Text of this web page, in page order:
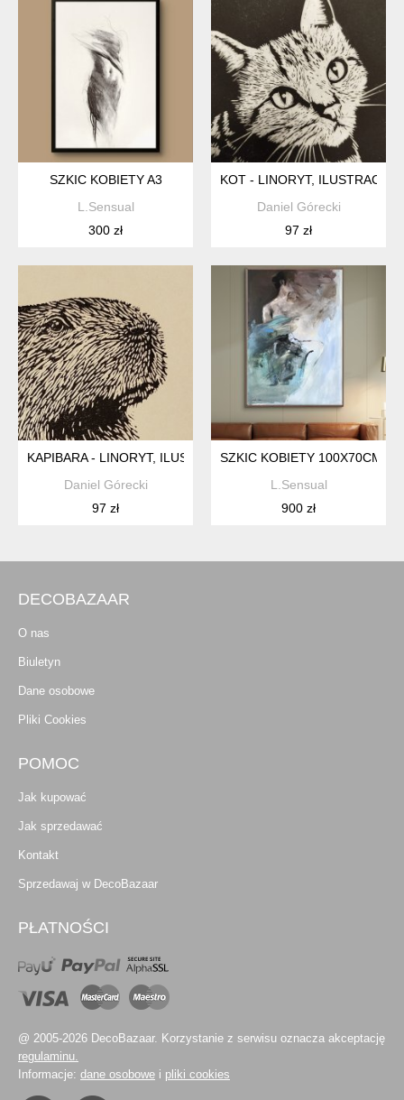
SZKIC KOBIETY A3
L.Sensual
300 zł
KOT - LINORYT,
Daniel Górecki
97 zł
KAPIBARA - LINORYT, ILUSTRACJA, GRAFIKA, OBRAZEK,
Daniel Górecki
97 zł
SZKIC KOBIETY 100X70CM
L.Sensual
900 zł
DECOBAZAAR
O nas
Biuletyn
Dane osobowe
Pliki Cookies
POMOC
Jak kupować
Jak sprzedawać
Kontakt
Sprzedawaj w DecoBazaar
PŁATNOŚCI
@ 2005-2026 DecoBazaar. Korzystanie z serwisu oznacza akceptację
regulaminu.
Informacje: dane osobowe i pliki cookies